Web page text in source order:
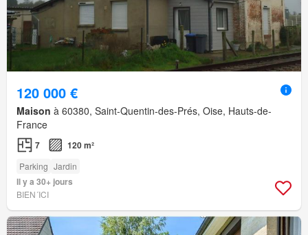
120 000 €
Maison à 60380, Saint-Quentin-des-Prés, Oise, Hauts-de-
France
7 120 m²
Parking Jardin
Il y a 30+ jours
BIEN´ICI